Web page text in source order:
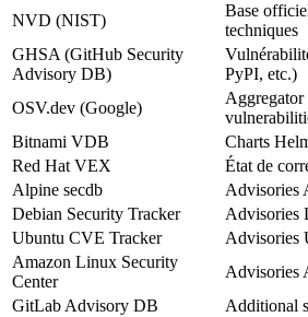
NVD (NIST)
Base
techniques
GHSA (GitHub Security
Advisory DB)
PyPI, etc.)
OSV.dev (Google)
Aggregator
Bitnami VDB
Charts
Red Hat VEX
État de
Alpine secdb
Advisories
Debian Security Tracker
Advisories
Ubuntu CVE Tracker
Advisories
Amazon Linux Security
Center
Advisories
GitLab Advisory DB
Additional